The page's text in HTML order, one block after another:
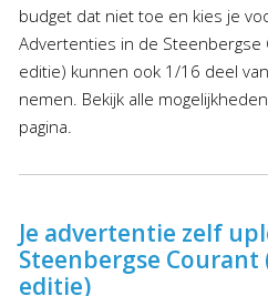
budget dat niet toe en kies je
Advertenties in de Steenbergse
editie) kunnen ook 1/16 deel
nemen. Bekijk alle
pagina.
Je advertentie zelf
Steenbergse
editie)